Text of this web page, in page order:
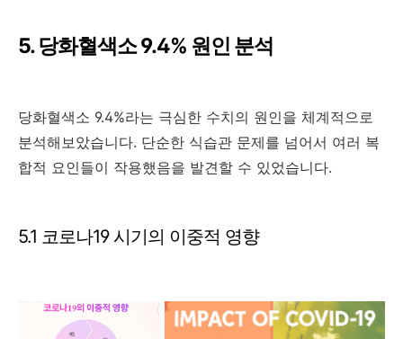
5. 당화혈색소 9.4% 원인 분석
당화혈색소 9.4%라는 극심한 수치의 원인을 체계적으로
분석해보았습니다. 단순한 식습관 문제를 넘어서 여러 복
합적 요인들이 작용했음을 발견할 수 있었습니다.
5.1 코로나19 시기의 이중적 영향